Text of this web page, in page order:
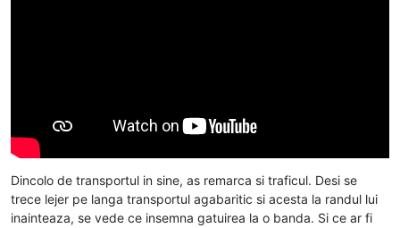
Dincolo de transportul in sine, as remarca si traficul. Desi se
trece lejer pe langa transportul agabaritic si acesta la randul lui
inainteaza, se vede ce insemna gatuirea la o banda. Si ce ar fi